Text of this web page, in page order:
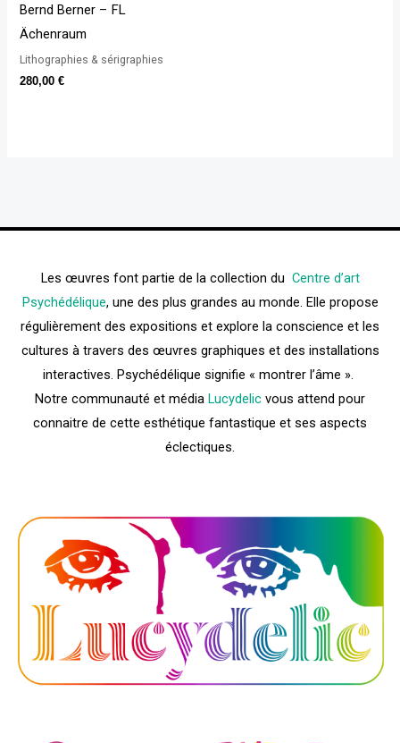
Bernd Berner – FL
Ächenraum
Lithographies & sérigraphies
280,00€
Les œuvres font partie de la collection du Centre d’art
Psychédélique, une des plus grandes au monde. Elle propose
régulièrement des expositions et explore la conscience et les
cultures à travers des œuvres graphiques et des installations
interactives. Psychédélique signifie « montrer l’âme ».
Notre communauté et média Lucydelic vous attend pour
connaitre de cette esthétique fantastique et ses aspects
éclectiques.